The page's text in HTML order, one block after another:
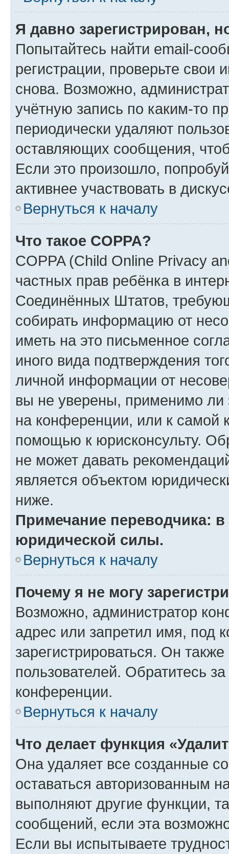
Я давно зарегистрирован,
Попытайтесь найти email-
регистрации, проверьте свои
снова. Возможно,
учётную запись по каким-то
периодически удаляют
оставляющих сообщения,
Если это произошло,
активнее участвовать в
Вернуться к началу
Что такое COPPA?
COPPA (Child Online Privacy
частных прав ребёнка в
Соединённых Штатов,
собирать информацию от
иметь на это письменное
иного вида подтверждения
личной информации от
вы не уверены, применимо ли
на конференции, или к самой
помощью к юрисконсульту.
не может давать
является объектом
ниже.
Примечание переводчика:
юридической силы.
Вернуться к началу
Почему я не могу
Возможно, администратор
адрес или запретил имя, под
зарегистрироваться. Он
пользователей. Обратитесь
конференции.
Вернуться к началу
Что делает функция
Она удаляет все созданные
оставаться авторизованным
выполняют другие функции,
сообщений, если эта
Если вы испытываете